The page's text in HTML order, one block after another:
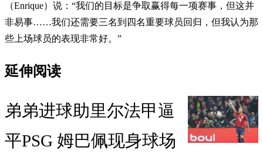
（Enrique）说：“我们的目标是争取赢得每一项赛事，但这并
非易事……我们还需要三名到四名重要球员回归，但我认为那
些上场球员的表现非常好。”
延伸阅读
弟弟进球助里尔法甲逼
平PSG 姆巴佩现身球场